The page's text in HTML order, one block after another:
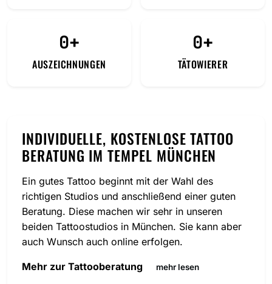
0+
AUSZEICHNUNGEN
0+
TÄTOWIERER
INDIVIDUELLE, KOSTENLOSE TATTOO
BERATUNG IM TEMPEL MÜNCHEN
Ein gutes Tattoo beginnt mit der Wahl des
richtigen Studios und anschließend einer guten
Beratung. Diese machen wir sehr in unseren
beiden Tattoostudios in München. Sie kann aber
auch Wunsch auch online erfolgen.
Mehr zur Tattooberatung mehr lesen